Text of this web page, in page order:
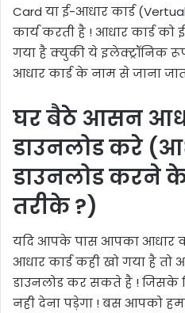
Card या ई-आधार कार्ड
कार्य करती है ! आधार कार्ड को
गया है क्युकी ये इलेक्ट्रॉनिक
आधार कार्ड के नाम से जाना
घर बैठे आसन
डाउनलोड करे
डाउनलोड
तरीके ?)
यदि आपके पास आपका आधार
आधार कार्ड कही खो गया है
डाउनलोड कर सकते है !
नही देना पड़ेगा ! बस आपको